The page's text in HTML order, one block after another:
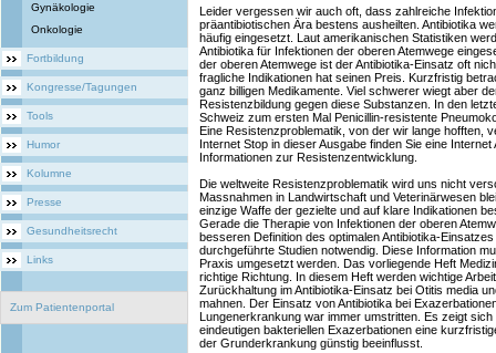
Gynäkologie
Onkologie
Fortbildung
Kongresse/Tagungen
Tools
Humor
Kolumne
Presse
Gesundheitsrecht
Links
Zum Patientenportal
Leider vergessen wir auch oft, dass zahlreiche
präantibiotischen Ära bestens ausheilten. Antibiotika
häufig eingesetzt. Laut amerikanischen Statistiken
Antibiotika für Infektionen der oberen Atemwege
der oberen Atemwege ist der Antibiotika-Einsatz oft
fragliche Indikationen hat seinen Preis. Kurzfristig
ganz billigen Medikamente. Viel schwerer wiegt aber
Resistenzbildung gegen diese Substanzen. In den
Schweiz zum ersten Mal Penicillin-resistente
Eine Resistenzproblematik, von der wir lange hofften,
Internet Stop in dieser Ausgabe finden Sie eine
Informationen zur Resistenzentwicklung.
Die weltweite Resistenzproblematik wird uns nicht
Massnahmen in Landwirtschaft und Veterinärwesen
einzige Waffe der gezielte und auf klare Indikationen
Gerade die Therapie von Infektionen der oberen
besseren Definition des optimalen Antibiotika-
durchgeführte Studien notwendig. Diese Information
Praxis umgesetzt werden. Das vorliegende Heft
richtige Richtung. In diesem Heft werden wichtige
Zurückhaltung im Antibiotika-Einsatz bei Otitis media
mahnen. Der Einsatz von Antibiotika bei
Lungenerkrankung war immer umstritten. Es zeigt
eindeutigen bakteriellen Exazerbationen eine
der Grunderkrankung günstig beeinflusst.